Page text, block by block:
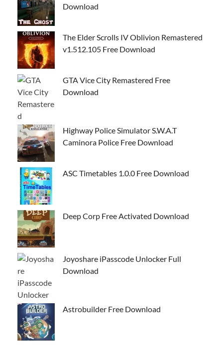
Download
The Elder Scrolls IV Oblivion Remastered
v1.512.105 Free Download
GTA Vice City Remastered Free
Download
Highway Police Simulator S.W.A.T
Caminora Police Free Download
ASC Timetables 1.0.0 Free Download
Deep Corp Free Activated Download
Joyoshare iPasscode Unlocker Full
Download
Astrobuilder Free Download